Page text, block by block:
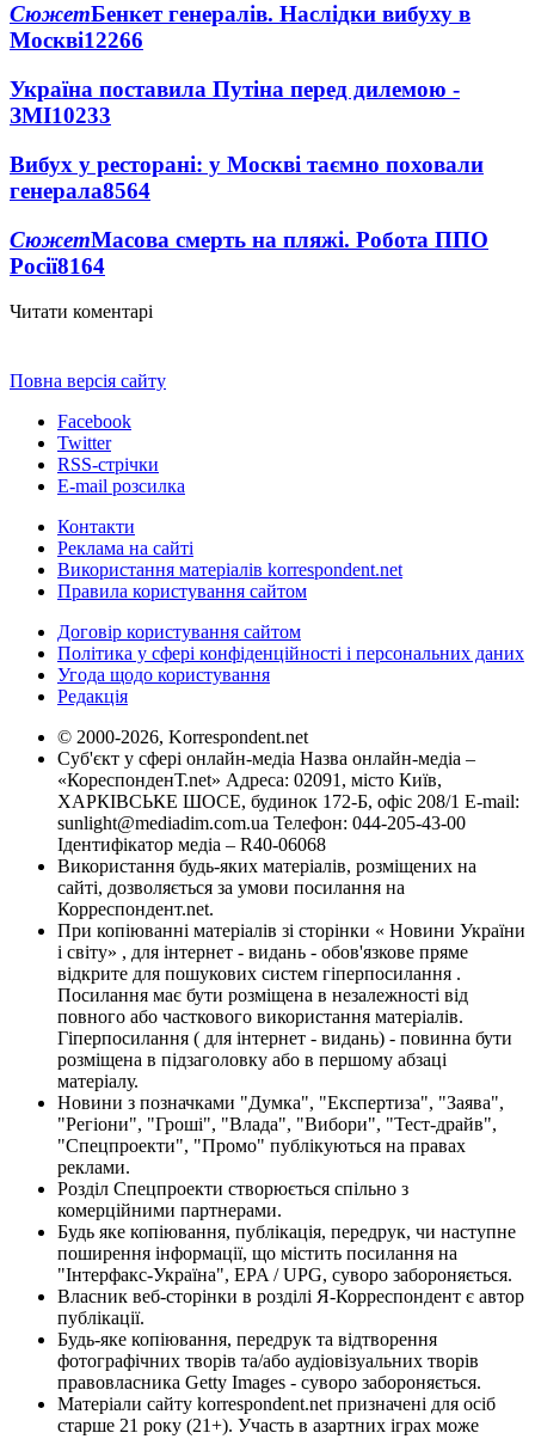
СюжетБенкет генералів. Наслідки вибуху в
Москві12266
Україна поставила Путіна перед дилемою -
ЗМІ10233
Вибух у ресторані: у Москві таємно поховали
генерала8564
СюжетМасова смерть на пляжі. Робота ППО
Росії8164
Читати коментарі
Повна версія сайту
Facebook
Twitter
RSS-стрічки
E-mail розсилка
Контакти
Реклама на сайті
Використання матеріалів korrespondent.net
Правила користування сайтом
Договір користування сайтом
Політика у сфері конфіденційності і персональних даних
Угода щодо користування
Редакція
© 2000-2026, Korrespondent.net
Суб'єкт у сфері онлайн-медіа Назва онлайн-медіа –
«КореспонденТ.net» Адреса: 02091, місто Київ,
ХАРКІВСЬКЕ ШОСЕ, будинок 172-Б, офіс 208/1 E-mail:
sunlight@mediadim.com.ua Телефон: 044-205-43-00
Ідентифікатор медіа – R40-06068
Використання будь-яких матеріалів, розміщених на
сайті, дозволяється за умови посилання на
Корреспондент.net.
При копіюванні матеріалів зі сторінки « Новини України
і світу» , для інтернет - видань - обов'язкове пряме
відкрите для пошукових систем гіперпосилання .
Посилання має бути розміщена в незалежності від
повного або часткового використання матеріалів.
Гіперпосилання ( для інтернет - видань) - повинна бути
розміщена в підзаголовку або в першому абзаці
матеріалу.
Новини з позначками "Думка", "Експертиза", "Заява",
"Регіони", "Гроші", "Влада", "Вибори", "Тест-драйв",
"Спецпроекти", "Промо" публікуються на правах
реклами.
Розділ Спецпроекти створюється спільно з
комерційними партнерами.
Будь яке копіювання, публікація, передрук, чи наступне
поширення інформації, що містить посилання на
"Інтерфакс-Україна", EPA / UPG, суворо забороняється.
Власник веб-сторінки в розділі Я-Корреспондент є автор
публікації.
Будь-яке копіювання, передрук та відтворення
фотографічних творів та/або аудіовізуальних творів
правовласника Getty Images - суворо забороняється.
Матеріали сайту korrespondent.net призначені для осіб
старше 21 року (21+). Участь в азартних іграх може